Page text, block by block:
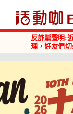
反詐騙聲明:
理，好友們